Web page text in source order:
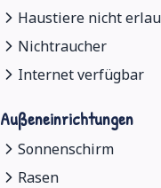
Haustiere nicht
Nichtraucher
Internet verfügbar
Außeneinrichtungen
Sonnenschirm
Rasen